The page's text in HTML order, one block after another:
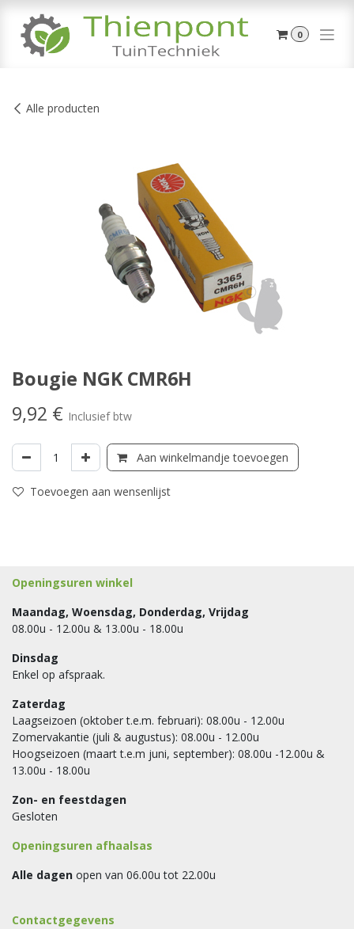
0
Alle producten
Bougie NGK CMR6H
9,92 € Inclusief btw
Aan winkelmandje toevoegen
Toevoegen aan wensenlijst
Openingsuren winkel
Maandag, Woensdag, Donderdag, Vrijdag
08.00u - 12.00u & 13.00u - 18.00u
Dinsdag
Enkel op afspraak.
Zaterdag
Laagseizoen (oktober t.e.m. februari): 08.00u - 12.00u
Zomervakantie (juli & augustus): 08.00u - 12.00u
Hoogseizoen (maart t.e.m juni, september): 08.00u -12.00u &
13.00u - 18.00u
Zon- en feestdagen
Gesloten
Openingsuren afhaalsas
Alle dagen open van 06.00u tot 22.00u
Contactgegevens